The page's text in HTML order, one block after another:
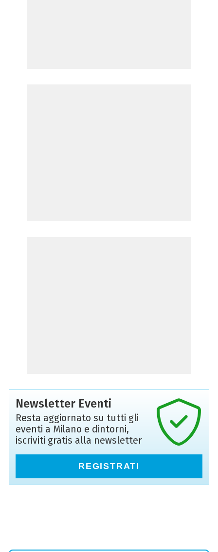
Newsletter Eventi
Resta aggiornato su tutti gli
eventi a Milano e dintorni,
iscriviti gratis alla newsletter
REGISTRATI